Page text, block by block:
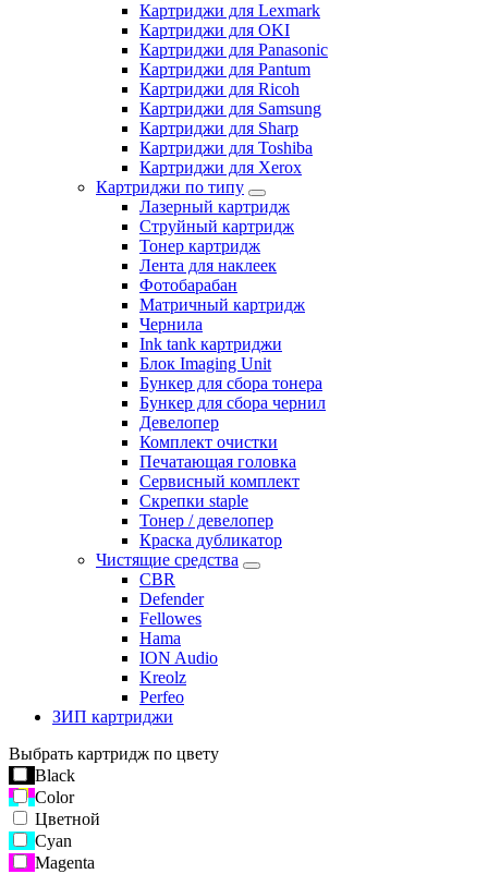
Картриджи для Lexmark
Картриджи для OKI
Картриджи для Panasonic
Картриджи для Pantum
Картриджи для Ricoh
Картриджи для Samsung
Картриджи для Sharp
Картриджи для Toshiba
Картриджи для Xerox
Картриджи по типу
Лазерный картридж
Струйный картридж
Тонер картридж
Лента для наклеек
Фотобарабан
Матричный картридж
Чернила
Ink tank картриджи
Блок Imaging Unit
Бункер для сбора тонера
Бункер для сбора чернил
Девелопер
Комплект очистки
Печатающая головка
Сервисный комплект
Скрепки staple
Тонер / девелопер
Краска дубликатор
Чистящие средства
CBR
Defender
Fellowes
Hama
ION Audio
Kreolz
Perfeo
ЗИП картриджи
Выбрать картридж по цвету
Black
Color
Цветной
Cyan
Magenta